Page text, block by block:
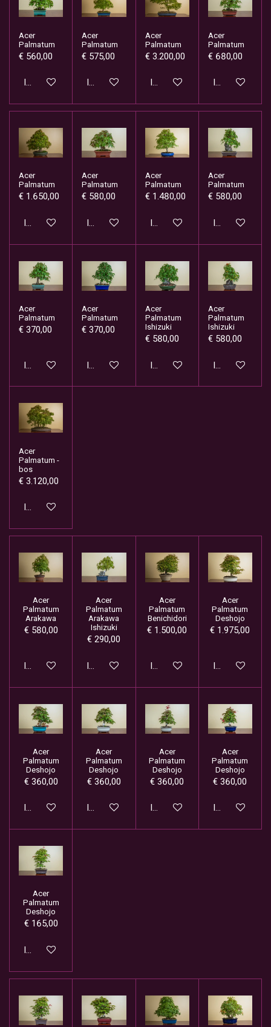
Acer
Palmatum
€ 560,00
In winkelwagen
Acer
Palmatum
€ 575,00
In winkelwagen
Acer
Palmatum
€ 3.200,00
In winkelwagen
Acer
Palmatum
€ 680,00
In
Acer
Palmatum
€ 1.650,00
In winkelwagen
Acer
Palmatum
€ 580,00
In winkelwagen
Acer
Palmatum
€ 1.480,00
In winkelwagen
Acer
Palmatum
€ 580,00
In
Acer
Palmatum
€ 370,00
In winkelwagen
Acer
Palmatum
€ 370,00
In winkelwagen
Acer
Palmatum
Ishizuki
€ 580,00
In winkelwagen
Acer
Palmatum
Ishizuki
€ 580,00
In
Acer
Palmatum -
bos
€ 3.120,00
In winkelwagen
Acer
Palmatum
Arakawa
€ 580,00
In winkelwagen
Acer
Palmatum
Arakawa
Ishizuki
€ 290,00
In winkelwagen
Acer
Palmatum
Benichidori
€ 1.500,00
In winkelwagen
Acer
Palmatum
Deshojo
€ 1.975,00
In
Acer
Palmatum
Deshojo
€ 360,00
In winkelwagen
Acer
Palmatum
Deshojo
€ 360,00
In winkelwagen
Acer
Palmatum
Deshojo
€ 360,00
In winkelwagen
Acer
Palmatum
Deshojo
€ 360,00
In
Acer
Palmatum
Deshojo
€ 165,00
In winkelwagen